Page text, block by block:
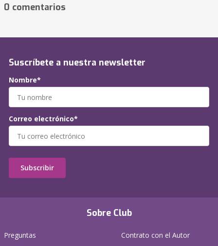
0 comentarios
Sobre Club
Preguntas
Contrato con el Autor
Suscríbete a nuestra newsletter
Nombre*
Correo electrónico*
Subscribir